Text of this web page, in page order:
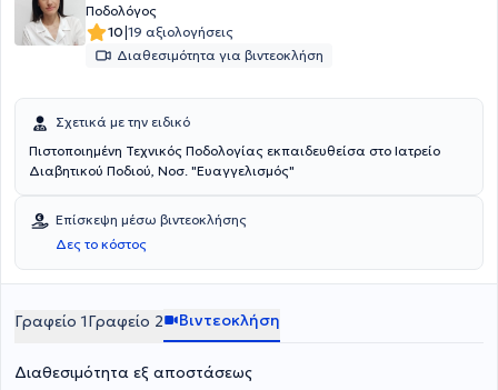
Ποδολόγος
10|19 αξιολογήσεις
Διαθεσιμότητα για βιντεοκλήση
Σχετικά με την ειδικό
Πιστοποιημένη Τεχνικός Ποδολογίας εκπαιδευθείσα στο Ιατρείο
Διαβητικού Ποδιού, Νοσ. "Ευαγγελισμός"
Επίσκεψη μέσω βιντεοκλήσης
Δες το κόστος
Γραφείο 1Γραφείο 2 Βιντεοκλήση
Διαθεσιμότητα εξ αποστάσεως